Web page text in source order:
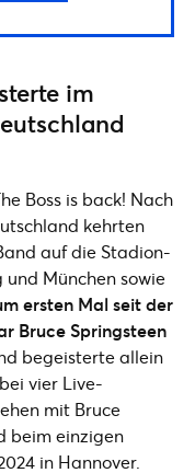
im
Boss is back! Nach
kehrten
auf die Stadion-
und München sowie
ersten Mal seit der
Bruce Springsteen
begeisterte allein
vier Live-
mit Bruce
beim einzigen
in Hannover.